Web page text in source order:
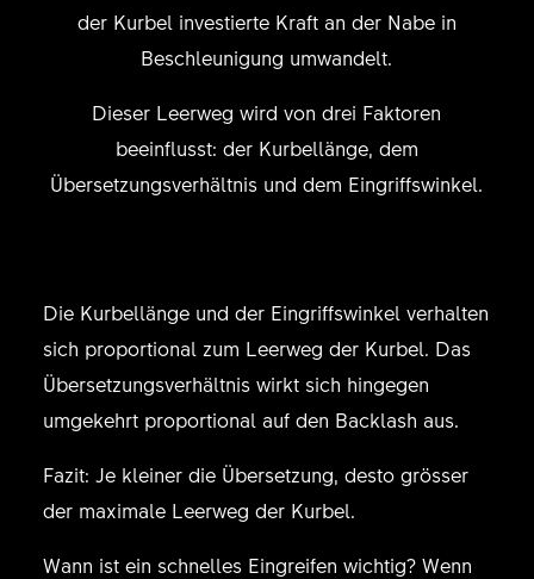
der Kurbel investierte Kraft an der Nabe in
Beschleunigung umwandelt.
Dieser Leerweg wird von drei Faktoren
beeinflusst: der Kurbellänge, dem
Übersetzungsverhältnis und dem Eingriffswinkel.
Die Kurbellänge und der Eingriffswinkel verhalten
sich proportional zum Leerweg der Kurbel. Das
Übersetzungsverhältnis wirkt sich hingegen
umgekehrt proportional auf den Backlash aus.
Fazit: Je kleiner die Übersetzung, desto grösser
der maximale Leerweg der Kurbel.
Wann ist ein schnelles Eingreifen wichtig? Wenn